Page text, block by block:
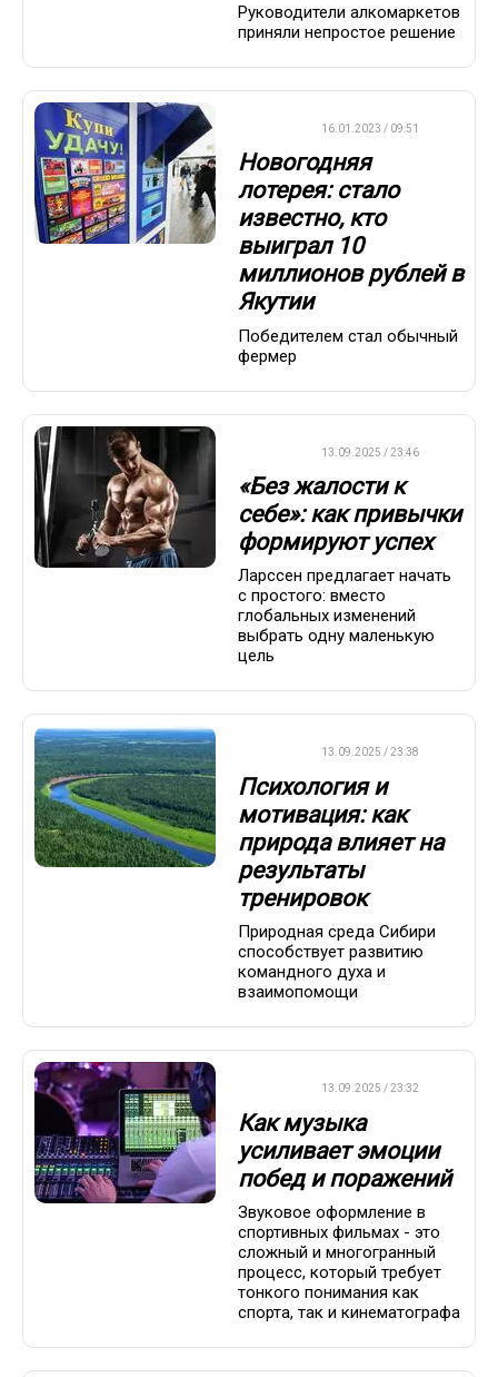
Руководители алкомаркетов
приняли непростое решение
16.01.2023 / 09:51
Новогодняя
лотерея: стало
известно, кто
выиграл 10
миллионов рублей в
Якутии
Победителем стал обычный
фермер
13.09.2025 / 23:46
«Без жалости к
себе»: как привычки
формируют успех
Ларссен предлагает начать
с простого: вместо
глобальных изменений
выбрать одну маленькую
цель
13.09.2025 / 23:38
Психология и
мотивация: как
природа влияет на
результаты
тренировок
Природная среда Сибири
способствует развитию
командного духа и
взаимопомощи
13.09.2025 / 23:32
Как музыка
усиливает эмоции
побед и поражений
Звуковое оформление в
спортивных фильмах - это
сложный и многогранный
процесс, который требует
тонкого понимания как
спорта, так и кинематографа